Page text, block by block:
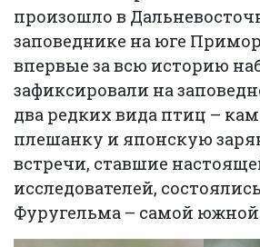
произошло в
заповеднике на юге
впервые за всю историю
зафиксировали на
два редких вида птиц –
плешанку и японскую
встречи, ставшие
исследователей,
Фуругельма – самой южной